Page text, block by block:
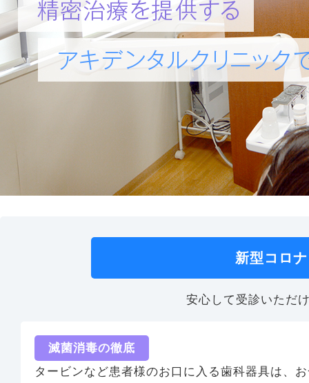
新型コロ
安心して受診いただ
滅菌消毒の徹底
タービンなど患者様のお口に入る歯科器具は、